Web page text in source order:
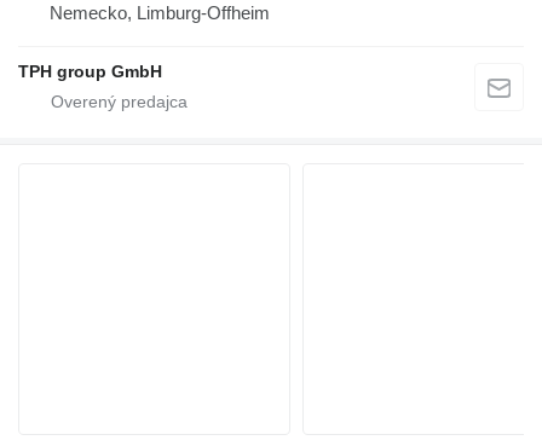
Nemecko, Limburg-Offheim
TPH group GmbH